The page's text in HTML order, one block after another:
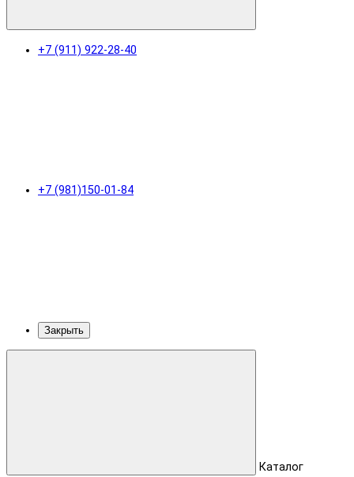
+7 (911) 922-28-40
+7 (981)150-01-84
Закрыть
Каталог